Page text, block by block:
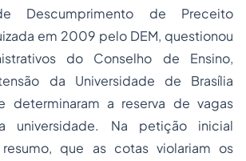
Descumprimento de Preceito
em 2009 pelo DEM, questionou
do Conselho de Ensino,
da Universidade de Brasília
determinaram a reserva de vagas
universidade. Na petição inicial
que as cotas violariam os